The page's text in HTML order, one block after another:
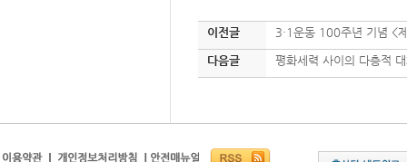
이전글 3·1운동 100주년 기념 <
다음글 평화세력 사이의 다층적